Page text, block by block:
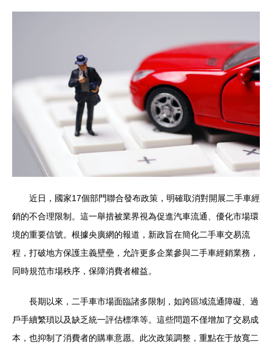
近日，國家17個部門聯合發布政策，明確取消對開展二手車經
銷的不合理限制。這一舉措被業界視為促進汽車流通、優化市場環
境的重要信號。根據央廣網的報道，新政旨在簡化二手車交易流
程，打破地方保護主義壁壘，允許更多企業參與二手車經銷業務，
同時規范市場秩序，保障消費者權益。
長期以來，二手車市場面臨諸多限制，如跨區域流通障礙、過
戶手續繁瑣以及缺乏統一評估標準等。這些問題不僅增加了交易成
本，也抑制了消費者的購車意愿。此次政策調整，重點在于放寬二